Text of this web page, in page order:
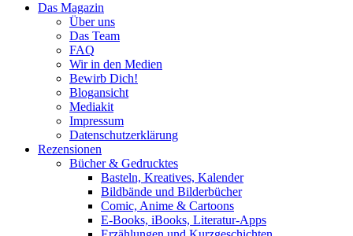
Das Magazin
Über uns
Das Team
FAQ
Wir in den Medien
Bewirb Dich!
Blogansicht
Mediakit
Impressum
Datenschutzerklärung
Rezensionen
Bücher & Gedrucktes
Basteln, Kreatives, Kalender
Bildbände und Bilderbücher
Comic, Anime & Cartoons
E-Books, iBooks, Literatur-Apps